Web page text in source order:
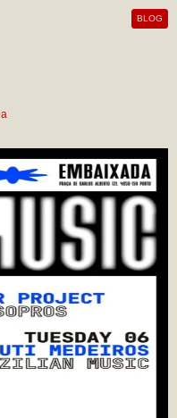
BLOG